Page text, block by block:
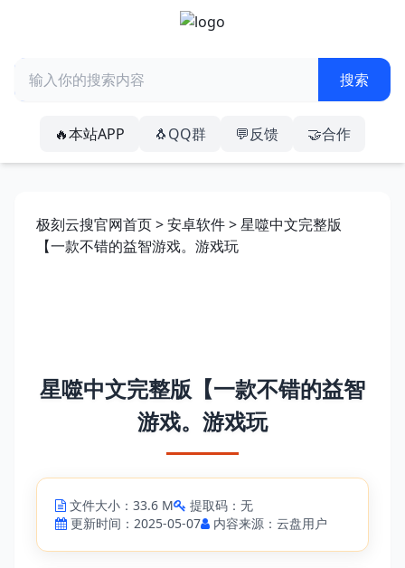
🔥本站APP 🐧QQ群 💬反馈 🤝合作
极刻云搜官网首页>安卓软件> 星噬中文完整版
【一款不错的益智游戏。游戏玩
星噬中文完整版【一款不错的益智
游戏。游戏玩
文件大小：33.6 M
提取码：无
更新时间：2025-05-07
内容来源：云盘用户